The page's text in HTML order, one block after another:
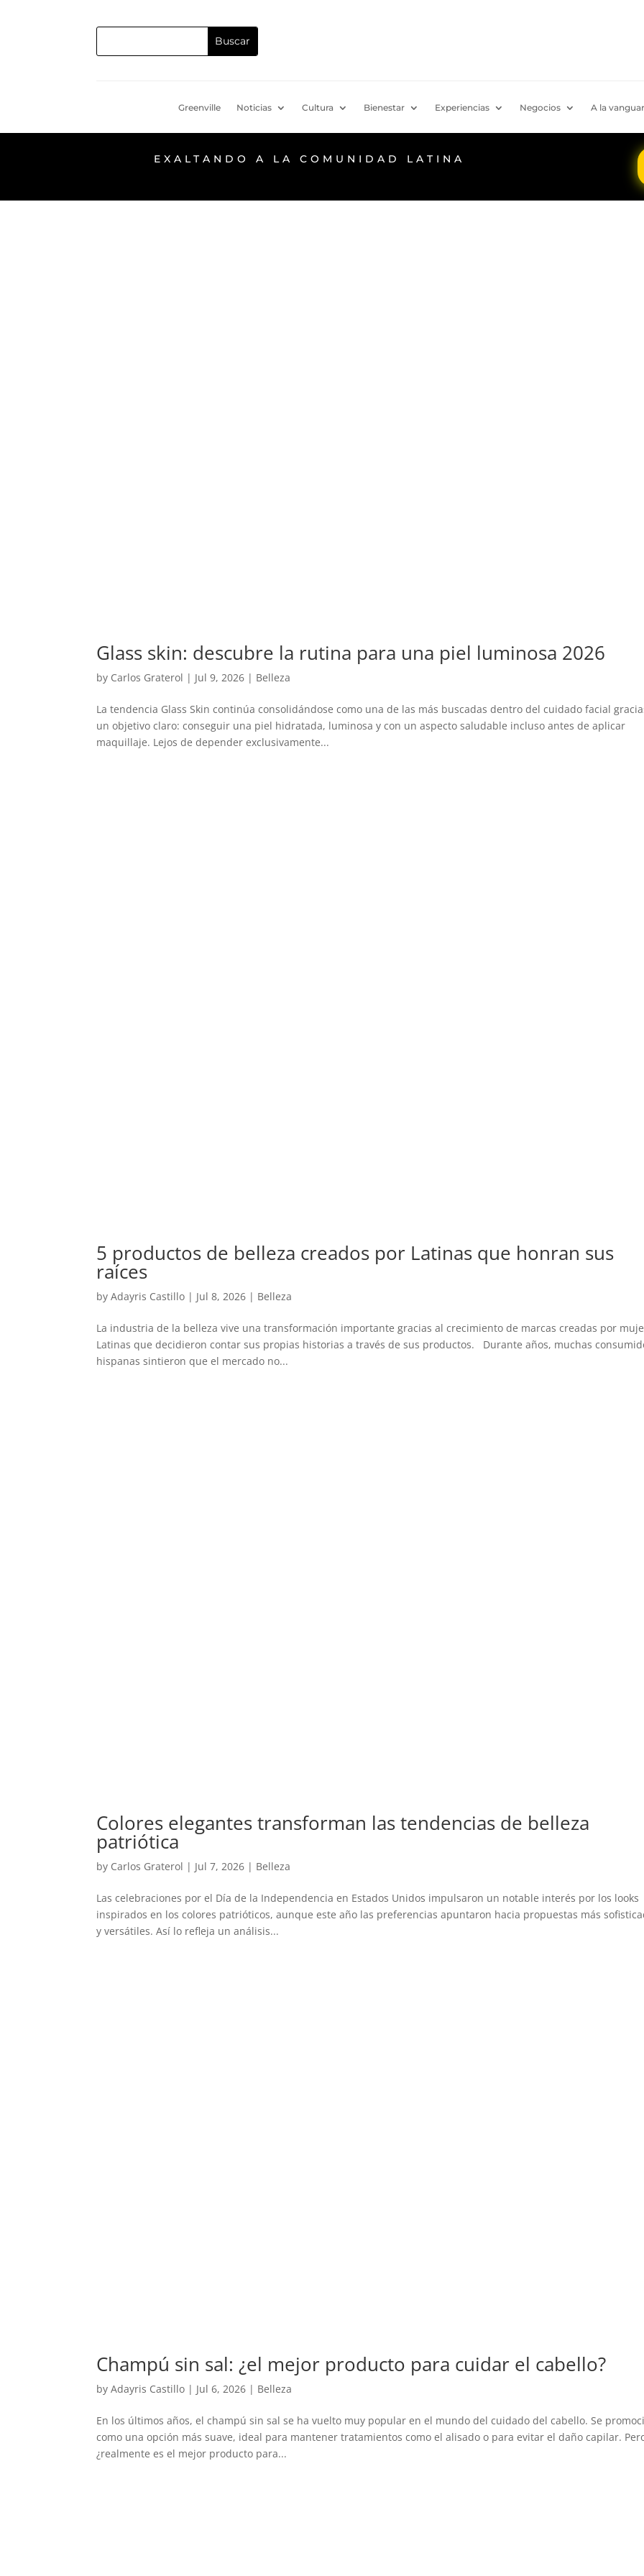
Greenville Noticias Cultura Bienestar Experiencias Negocios A la
EXALTANDO A LA COMUNIDAD LATINA
Glass skin: descubre la rutina para una piel luminosa 2026
by Carlos Graterol | Jul 9, 2026 | Belleza
La tendencia Glass Skin continúa consolidándose como una de las más buscadas dentro del cuidado facial
un objetivo claro: conseguir una piel hidratada, luminosa y con un aspecto saludable incluso antes de aplicar
maquillaje. Lejos de depender exclusivamente...
5 productos de belleza creados por Latinas que honran sus
raíces
byAdayris Castillo | Jul 8, 2026 | Belleza
La industria de la belleza vive una transformación importante gracias al crecimiento de marcas creadas por
Latinas que decidieron contar sus propias historias a través de sus productos. Durante años, muchas
hispanas sintieron que el mercado no...
Colores elegantes transforman las tendencias de belleza
patriótica
by Carlos Graterol | Jul 7, 2026 | Belleza
Las celebraciones por el Día de la Independencia en Estados Unidos impulsaron un notable interés por los looks
inspirados en los colores patrióticos, aunque este año las preferencias apuntaron hacia propuestas más
y versátiles. Así lo refleja un análisis...
Champú sin sal: ¿el mejor producto para cuidar el cabello?
byAdayris Castillo | Jul 6, 2026 | Belleza
En los últimos años, el champú sin sal se ha vuelto muy popular en el mundo del cuidado del cabello. Se
como una opción más suave, ideal para mantener tratamientos como el alisado o para evitar el daño capilar.
¿realmente es el mejor producto para...